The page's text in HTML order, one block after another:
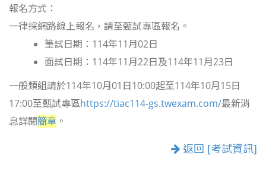
報名方式：
一律採網路線上報名，請至甄試專區報名。
筆試日期：114年11月02日
面試日期：114年11月22日及114年11月23日
一般類組請於114年10月01日10:00起至114年10月15日
17:00至甄試專區https://tiac114-gs.twexam.com/最新消
息詳閱簡章 。
返回 [考試資訊]